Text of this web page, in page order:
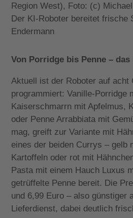
Region West), Foto: (c)
Der KI-Roboter bereitet frische
Endermann
Von Porridge bis Penne –
Aktuell ist der Roboter auf acht
programmiert: Vanille-Porridge
Kaiserschmarrn mit Apfelmus,
oder Penne Arrabbiata mit
mag, greift zur Variante mit
eines der beiden Currys – gelb
Kartoffeln oder rot mit
Pasta mit einem Hauch Luxus
getrüffelte Penne bereit. Die
und 6,99 Euro – also günstiger
Lieferdienst, dabei deutlich